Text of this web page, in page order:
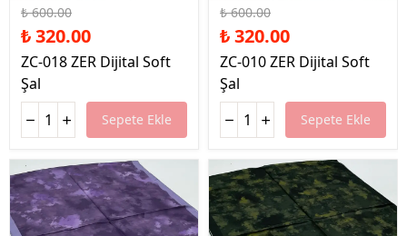
₺ 600.00
₺ 320.00
ZC-018 ZER Dijital Soft
Şal
Sepete Ekle
₺ 600.00
₺ 320.00
ZC-010 ZER Dijital Soft
Şal
Sepete Ekle